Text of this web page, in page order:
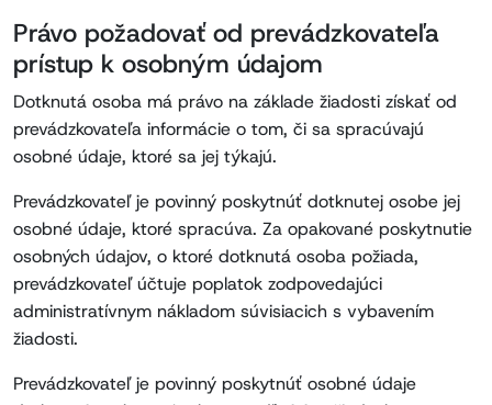
Právo požadovať od prevádzkovateľa
prístup k osobným údajom
Dotknutá osoba má právo na základe žiadosti získať od
prevádzkovateľa informácie o tom, či sa spracúvajú
osobné údaje, ktoré sa jej týkajú.
Prevádzkovateľ je povinný poskytnúť dotknutej osobe jej
osobné údaje, ktoré spracúva. Za opakované poskytnutie
osobných údajov, o ktoré dotknutá osoba požiada,
prevádzkovateľ účtuje poplatok zodpovedajúci
administratívnym nákladom súvisiacich s vybavením
žiadosti.
Prevádzkovateľ je povinný poskytnúť osobné údaje